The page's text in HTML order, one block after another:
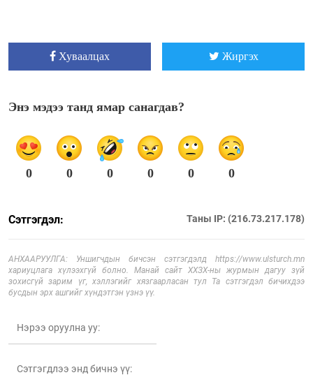
Хуваалцах Жиргэх
Энэ мэдээ танд ямар санагдав?
0 0 0 0 0 0
Сэтгэгдэл: Таны IP: (216.73.217.178)
АНХААРУУЛГА: Уншигчдын бичсэн сэтгэгдэлд https://www.ulsturch.mn
хариуцлага хүлээхгүй болно. Манай сайт ХХЗХ-ны журмын дагуу зүй
зохисгүй зарим үг, хэллэгийг хязгаарласан тул Та сэтгэгдэл бичихдээ
бусдын эрх ашгийг хүндэтгэн үзнэ үү.